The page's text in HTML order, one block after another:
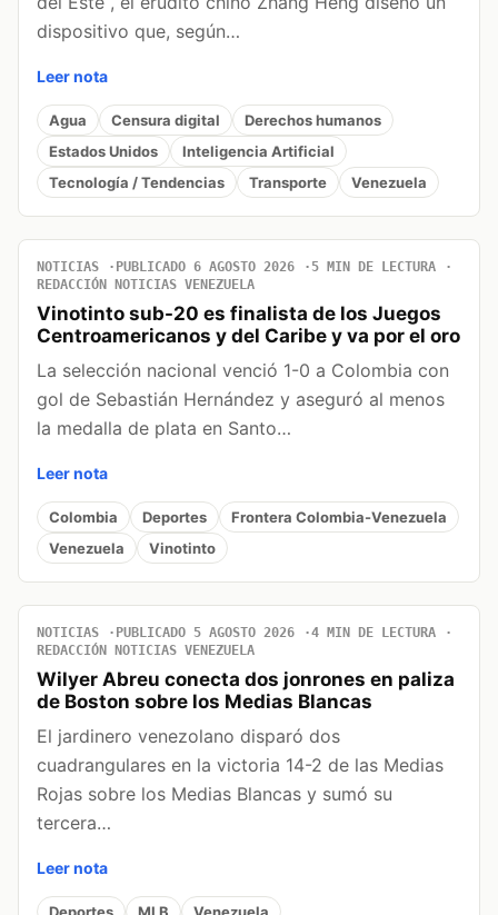
dispositivo que, según…
Leer nota
Agua Censura digital
Derechos humanos
Estados Unidos
Inteligencia Artificial
Tecnología / Tendencias
Transporte Venezuela
NOTICIAS PUBLICADO 6 AGOSTO 2026
5 MIN DE LECTURA
REDACCIÓN NOTICIAS VENEZUELA
Vinotinto sub-20 es finalista de los Juegos
Centroamericanos y del Caribe y va por el oro
La selección nacional venció 1-0 a Colombia con
gol de Sebastián Hernández y aseguró al menos
la medalla de plata en Santo…
Leer nota
Colombia Deportes
Frontera Colombia-Venezuela
Venezuela
Vinotinto
NOTICIAS PUBLICADO 5 AGOSTO 2026
4 MIN DE LECTURA
REDACCIÓN NOTICIAS VENEZUELA
Wilyer Abreu conecta dos jonrones en paliza
de Boston sobre los Medias Blancas
El jardinero venezolano disparó dos
cuadrangulares en la victoria 14-2 de las Medias
Rojas sobre los Medias Blancas y sumó su
tercera…
Leer nota